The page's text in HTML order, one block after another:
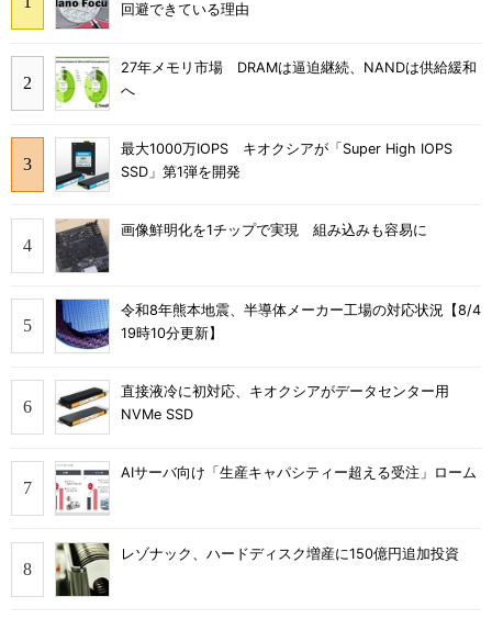
回避できている理由
27年メモリ市場 DRAMは逼迫継続、NANDは供給緩和
へ
最大1000万IOPS キオクシアが「Super High IOPS
SSD」第1弾を開発
画像鮮明化を1チップで実現 組み込みも容易に
令和8年熊本地震、半導体メーカー工場の対応状況【8/4
19時10分更新】
直接液冷に初対応、キオクシアがデータセンター用
NVMe SSD
AIサーバ向け「生産キャパシティー超える受注」ローム
レゾナック、ハードディスク増産に150億円追加投資